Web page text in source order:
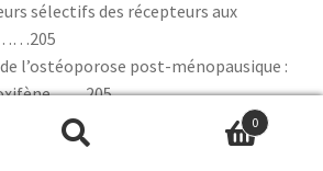
sélectifs des récepteurs aux
l’ostéoporose post-ménopausique :
sur la prévention de la perte
ménopausique……206
0